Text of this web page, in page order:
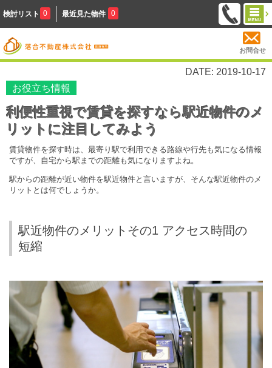
検討リスト 0 最近見た物件 0
お問合せ
DATE: 2019-10-17
お役立ち情報
利便性重視で賃貸を探すなら駅近物件のメ
リットに注目してみよう
賃貸物件を探す時は、最寄り駅で利用できる路線や行先も気になる情報
ですが、自宅から駅までの距離も気になりますよね。
駅からの距離が近い物件を駅近物件と言いますが、そんな駅近物件のメ
リットとは何でしょうか。
駅近物件のメリットその1 アクセス時間の
短縮